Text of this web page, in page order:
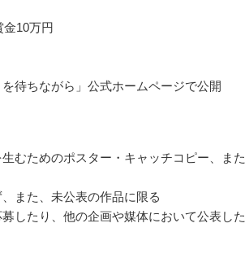
10万円
待ちながら」公式ホームページで公開
むためのポスター・キャッチコピー、また
また、未公表の作品に限る
したり、他の企画や媒体において公表した